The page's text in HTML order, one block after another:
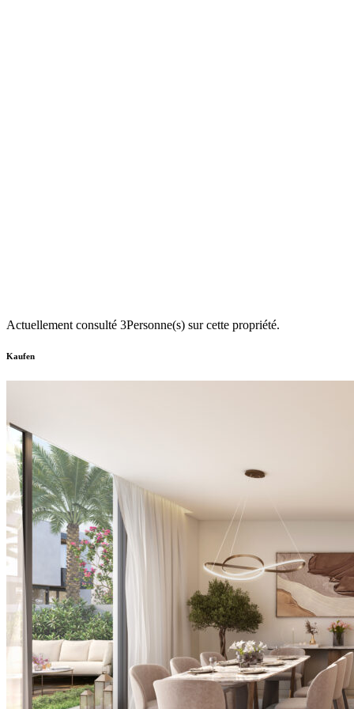
Actuellement consulté 3Personne(s) sur cette propriété.
Kaufen